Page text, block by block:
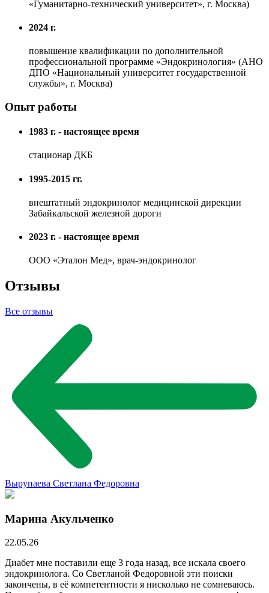
«Гуманитарно-технический университет», г. Москва)
2024 г.
повышение квалификации по дополнительной
профессиональной программе «Эндокринология» (АНО
ДПО «Национальный университет государственной
службы», г. Москва)
Опыт работы
1983 г. - настоящее время
стационар ДКБ
1995-2015 гг.
внештатный эндокринолог медицинской дирекции
Забайкальской железной дороги
2023 г. - настоящее время
ООО «Эталон Мед», врач-эндокринолог
Отзывы
Все отзывы
Вырупаева Светлана Федоровна
Марина Акульченко
22.05.26
Диабет мне поставили еще 3 года назад, все искала своего
эндокринолога. Со Светланой Федоровной эти поиски
закончены, в её компетентности я нисколько не сомневаюсь.